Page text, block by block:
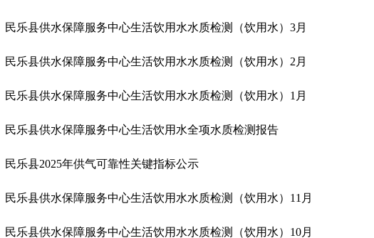
民乐县供水保障服务中心生活饮用水水质检测（饮用水）3月
民乐县供水保障服务中心生活饮用水水质检测（饮用水）2月
民乐县供水保障服务中心生活饮用水水质检测（饮用水）1月
民乐县供水保障服务中心生活饮用水全项水质检测报告
民乐县2025年供气可靠性关键指标公示
民乐县供水保障服务中心生活饮用水水质检测（饮用水）11月
民乐县供水保障服务中心生活饮用水水质检测（饮用水）10月